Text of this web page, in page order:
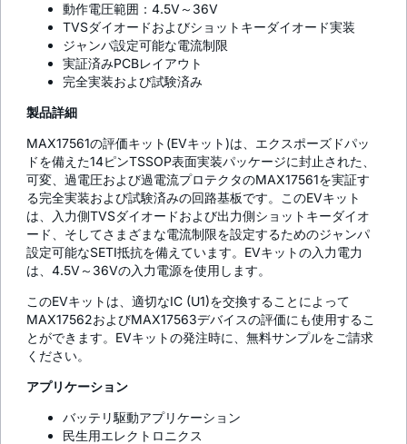
動作電圧範囲：4.5V～36V
TVSダイオードおよびショットキーダイオード実装
ジャンパ設定可能な電流制限
実証済みPCBレイアウト
完全実装および試験済み
製品詳細
MAX17561の評価キット(EVキット)は、エクスポーズドパッ
ドを備えた14ピンTSSOP表面実装パッケージに封止された、
可変、過電圧および過電流プロテクタのMAX17561を実証す
る完全実装および試験済みの回路基板です。このEVキット
は、入力側TVSダイオードおよび出力側ショットキーダイオ
ード、そしてさまざまな電流制限を設定するためのジャンパ
設定可能なSETI抵抗を備えています。EVキットの入力電力
は、4.5V～36Vの入力電源を使用します。
このEVキットは、適切なIC (U1)を交換することによって
MAX17562およびMAX17563デバイスの評価にも使用するこ
とができます。EVキットの発注時に、無料サンプルをご請求
ください。
アプリケーション
バッテリ駆動アプリケーション
民生用エレクトロニクス